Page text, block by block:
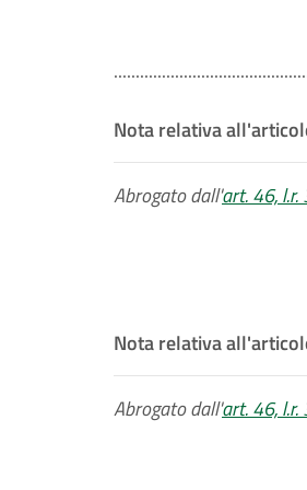
Nota relativa
Abrogato dall'art. 46,
Nota relativa
Abrogato dall'art. 46,